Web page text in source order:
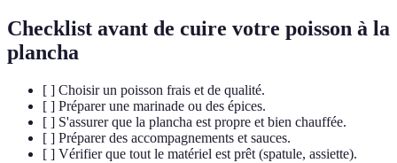
Checklist avant de cuire votre poisson à la
plancha
[ ] Choisir un poisson frais et de qualité.
[ ] Préparer une marinade ou des épices.
[ ] S'assurer que la plancha est propre et bien chauffée.
[ ] Préparer des accompagnements et sauces.
[ ] Vérifier que tout le matériel est prêt (spatule, assiette).